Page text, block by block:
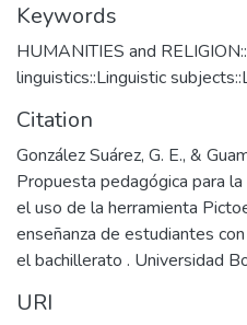
Keywords
HUMANITIES and
linguistics::Linguistic
Citation
González Suárez, G. E., &
Propuesta pedagógica para
el uso de la herramienta
enseñanza de estudiantes
el bachillerato . Universidad
URI